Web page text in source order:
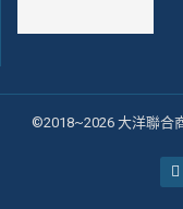
©2018~2026 大洋聯合